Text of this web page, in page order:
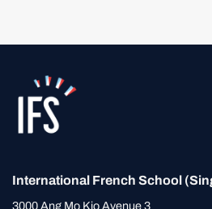
International French School
3000 Ang Mo Kio Avenue 3